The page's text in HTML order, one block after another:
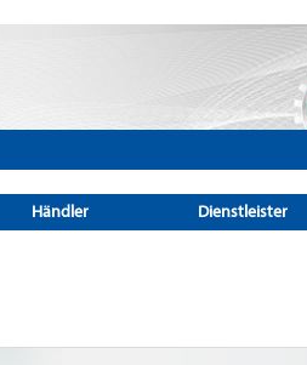
Händler Dienstleister